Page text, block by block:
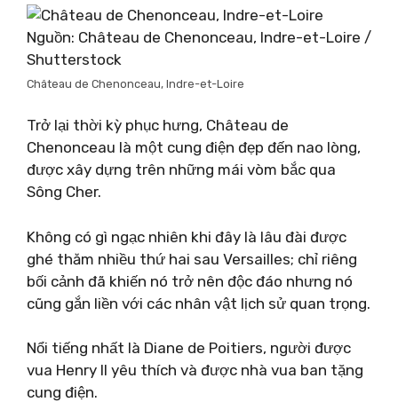
Nguồn: Château de Chenonceau, Indre-et-Loire /
Shutterstock
Château de Chenonceau, Indre-et-Loire
Trở lại thời kỳ phục hưng, Château de
Chenonceau là một cung điện đẹp đến nao lòng,
được xây dựng trên những mái vòm bắc qua
Sông Cher.
Không có gì ngạc nhiên khi đây là lâu đài được
ghé thăm nhiều thứ hai sau Versailles; chỉ riêng
bối cảnh đã khiến nó trở nên độc đáo nhưng nó
cũng gắn liền với các nhân vật lịch sử quan trọng.
Nổi tiếng nhất là Diane de Poitiers, người được
vua Henry II yêu thích và được nhà vua ban tặng
cung điện.